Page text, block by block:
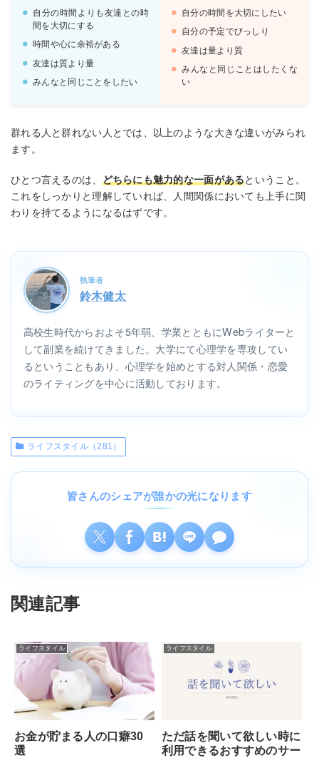
自分の時間よりも友達との時
間を大切にする
時間や心に余裕がある
友達は質より量
みんなと同じことをしたい
自分の時間を大切にしたい
自分の予定でびっしり
友達は量より質
みんなと同じことはしたくな
い
群れる人と群れない人とでは、以上のような大きな違いがみられ
ます。
ひとつ言えるのは、 どちらにも魅力的な一面があるということ。
これをしっかりと理解していれば、人間関係においても上手に関
わりを持てるようになるはずです。
執筆者
鈴木健太
高校生時代からおよそ5年弱、学業とともにWebライターと
して副業を続けてきました。大学にて心理学を専攻してい
るということもあり、心理学を始めとする対人関係・恋愛
のライティングを中心に活動しております。
ライフスタイル（281）
皆さんのシェアが誰かの光になります
関連記事
ライフスタイル
お金が貯まる人の口癖30
選
ライフスタイル
ただ話を聞いて欲しい時に
利用できるおすすめのサー